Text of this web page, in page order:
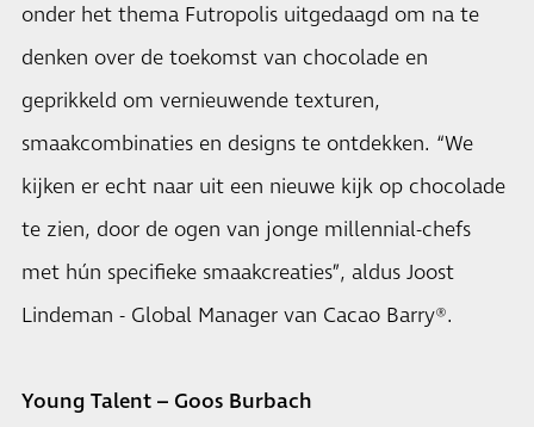
onder het thema Futropolis uitgedaagd om na te
denken over de toekomst van chocolade en
geprikkeld om vernieuwende texturen,
smaakcombinaties en designs te ontdekken. “We
kijken er echt naar uit een nieuwe kijk op chocolade
te zien, door de ogen van jonge millennial-chefs
met hún specifieke smaakcreaties”, aldus Joost
Lindeman - Global Manager van Cacao Barry®.
Young Talent – Goos Burbach